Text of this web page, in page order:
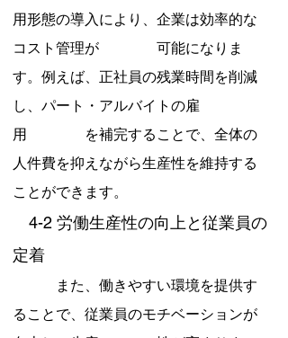
用形態の導入により、企業は効率的な
コスト管理が　　　　可能になりま
す。例えば、正社員の残業時間を削減
し、パート・アルバイトの雇
用　　　　を補完することで、全体の
人件費を抑えながら生産性を維持する
ことができます。
4-2 労働生産性の向上と従業員の
定着
また、働きやすい環境を提供す
ることで、従業員のモチベーションが